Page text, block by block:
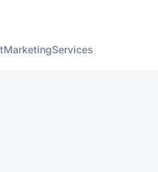
MarketingServices